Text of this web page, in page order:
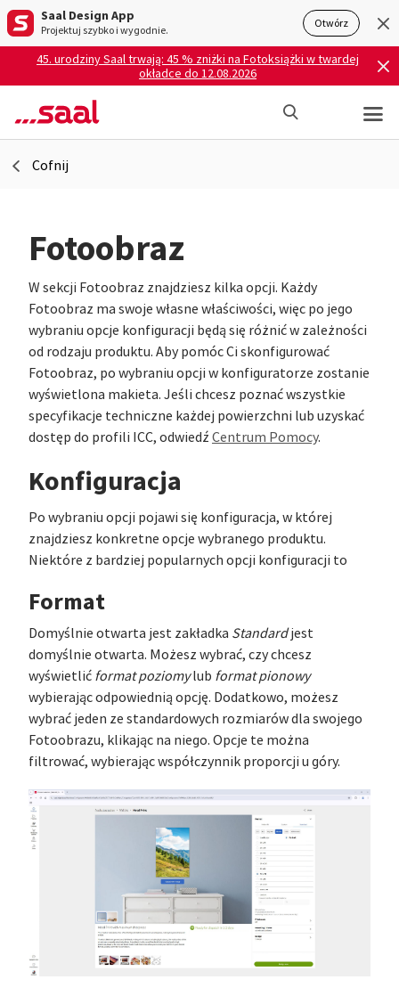
Saal Design App
Projektuj szybko i wygodnie. Otwórz
45. urodziny Saal trwają: 45 % zniżki na Fotoksiążki w twardej
okładce do 12.08.2026
Cofnij
Fotoobraz
W sekcji Fotoobraz znajdziesz kilka opcji. Każdy
Fotoobraz ma swoje własne właściwości, więc po jego
wybraniu opcje konfiguracji będą się różnić w zależności
od rodzaju produktu. Aby pomóc Ci skonfigurować
Fotoobraz, po wybraniu opcji w konfiguratorze zostanie
wyświetlona makieta. Jeśli chcesz poznać wszystkie
specyfikacje techniczne każdej powierzchni lub uzyskać
dostęp do profili ICC, odwiedź Centrum Pomocy.
Konfiguracja
Po wybraniu opcji pojawi się konfiguracja, w której
znajdziesz konkretne opcje wybranego produktu.
Niektóre z bardziej popularnych opcji konfiguracji to
Format
Domyślnie otwarta jest zakładka Standardjest
domyślnie otwarta. Możesz wybrać, czy chcesz
wyświetlić format poziomylub format pionowy
wybierając odpowiednią opcję. Dodatkowo, możesz
wybrać jeden ze standardowych rozmiarów dla swojego
Fotoobrazu, klikając na niego. Opcje te można
filtrować, wybierając współczynnik proporcji u góry.